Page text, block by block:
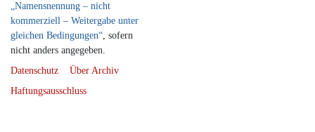
„Namensnennung – nicht
kommerziell – Weitergabe unter
gleichen Bedingungen“, sofern
nicht anders angegeben.
Datenschutz
Über Archiv
Haftungsausschluss